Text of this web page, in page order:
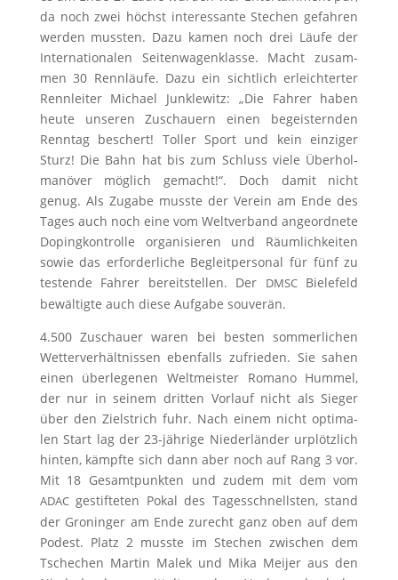
da noch zwei höchst inter­es­san­te Ste­chen gefah­ren
wer­den muss­ten. Dazu kamen noch drei Läu­fe der
Inter­na­tio­na­len Sei­ten­wa­gen­klas­se. Macht zusam­
men 30 Renn­läu­fe. Dazu ein sicht­lich erleich­ter­ter
Renn­lei­ter Micha­el Jun­k­le­witz: „Die Fah­rer haben
heu­te unse­ren Zuschau­ern einen begeis­tern­den
Renn­tag beschert! Tol­ler Sport und kein ein­zi­ger
Sturz! Die Bahn hat bis zum Schluss vie­le Über­hol­
ma­nö­ver mög­lich gemacht!“. Doch damit nicht
genug. Als Zuga­be muss­te der Ver­ein am Ende des
Tages auch noch eine vom Welt­ver­band ange­ord­ne­te
Doping­kon­trol­le orga­ni­sie­ren und Räum­lich­kei­ten
sowie das erfor­der­li­che Begleit­per­so­nal für fünf zu
tes­ten­de Fah­rer bereit­stel­len. Der
DMSCBie­le­feld
bewäl­tig­te auch die­se Auf­ga­be souverän.
4.500 Zuschau­er waren bei bes­ten som­mer­li­chen
Wet­ter­ver­hält­nis­sen eben­falls zufrie­den. Sie sahen
einen über­le­ge­nen Welt­meis­ter Roma­no Hum­mel,
der nur in sei­nem drit­ten Vor­lauf nicht als Sie­ger
über den Ziel­strich fuhr. Nach einem nicht opti­ma­
len Start lag der 23-jäh­ri­ge Nie­der­län­der urplötz­lich
hin­ten, kämpf­te sich dann aber noch auf Rang 3 vor.
Mit 18 Gesamt­punk­ten und zudem mit dem vom
ADACgestif­te­ten Pokal des Tages­schnells­ten, stand
der Gro­nin­ger am Ende zurecht ganz oben auf dem
Podest. Platz 2 muss­te im Ste­chen zwi­schen dem
Tsche­chen Mar­tin Malek und Mika Mei­jer aus den